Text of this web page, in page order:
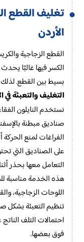
تغليف القطع
الأردن
القطع الزجاجية
الكسر فيها غالبًا
بسيط بين القطع.
التغليف والتعبئة في
نستخدم النايلون
صناديق مبطنة
الفراغات لمنع
على الصناديق التي
التعامل معها بحذر
هذه الخدمة مناسبة
اللوحات الزجاجية،
تنظيم التعبئة بشكل
احتمالات التلف
فوق بعضها.